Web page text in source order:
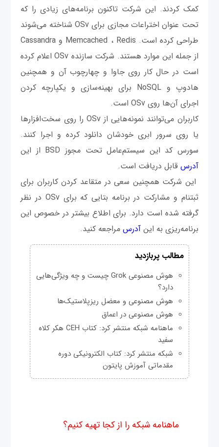
کمک کردند. این شرکت تاکنون برنامه‌های زیادی را که
تحت عنوان اختراعات مجازی برای OSv شناخته می‌شوند
طراحی کرده است. Memcached ، Redis و Cassandra
از جمله این موارد هستند. شرکت سازنده OSv اعلام کرده
است در حال کار روی جاوا و چهارچوب آن و همچنین
هادوپ و NoSQL برای بهینه‌سازی و یکپارچه‌ کردن
اجرای آن‌ها روی OSv است.
کاربران می‌توانند نمونه‌هایی از OSv را روی سخت‌افزارها
یا روی سرور ابری خودشان دانلود کرده و اجرا کنند.
سورس کد این سیستم‌عامل‌ تحت مجوز BSD از این
آدرسقابل دریافت است.
این شرکت همچنین سعی در متقاعد کردن کاربران برای
ثبتنام و مشارکت در برنامه بتایی که برای OSv در نظر
گرفته شده است دارد. برای اطلاع بیشتر در خصوص این
برنامه‌ریزی به اینآدرسمراجعه کنید.
مطالب پربازدید
هوش مصنوعی Grok چیست و چه ویژگی‌هایی
دارد؟
هوش مصنوعی و معضل ریزپلاستیک‌ها
هوش مصنوعی در اعماق
ماهنامه شبکه منتشر کرد: کتاب CEH هکر کلاه
سفید
شبکه منتشر کرد: کتاب الکترونیکی دوره
مقدماتی آموزش پایتون
ماهنامه شبکه را از کجا تهیه کنیم؟